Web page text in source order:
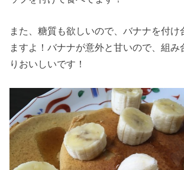
また、糖質も欲しいので、バナナを付け
ますよ！バナナが意外と甘いので、組み
りおいしいです！